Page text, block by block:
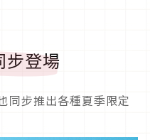
步登場
步推出各種夏季限定